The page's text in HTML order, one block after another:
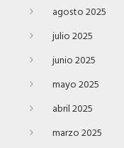
agosto 2025
julio 2025
junio 2025
mayo 2025
abril 2025
marzo 2025